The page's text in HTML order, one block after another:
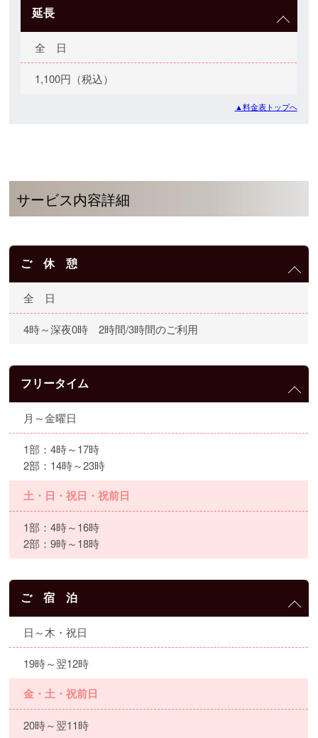
延長
全 日
1,100円（税込）
▲料金表トップへ
サービス内容詳細
ご 休 憩
全 日
4時～深夜0時 2時間/3時間のご利用
フリータイム
月～金曜日
1部：4時～17時
2部：14時～23時
土・日・祝日・祝前日
1部：4時～16時
2部：9時～18時
ご 宿 泊
日～木・祝日
19時～翌12時
金・土・祝前日
20時～翌11時